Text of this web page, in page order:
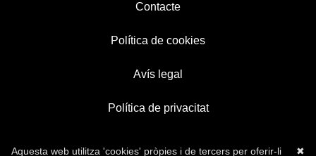
Contacte
Política de cookies
Avís legal
Política de privacitat
✖
Aquesta web utilitza 'cookies' pròpies i de tercers per oferir-li